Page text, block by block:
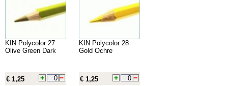
KIN Polycolor 27
Olive Green Dark
€ 1,25
KIN Polycolor 28
Gold Ochre
€ 1,25